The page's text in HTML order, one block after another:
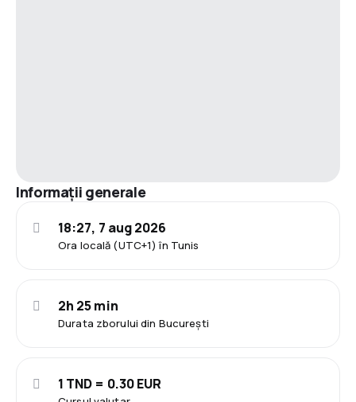
Informații generale
Ora locală (UTC+1) în Tunis
18:27, 7 aug 2026
Durata zborului din București
2h 25 min
1 TND = 0.30 EUR